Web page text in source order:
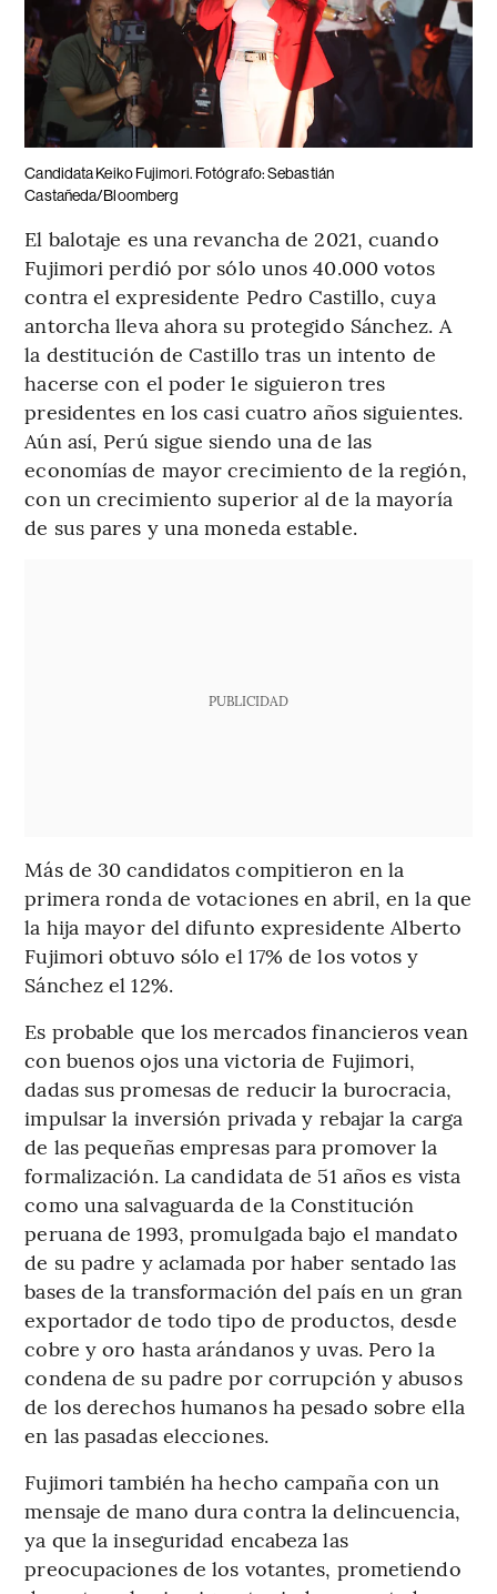
Candidata Keiko Fujimori. Fotógrafo: Sebastián
Castañeda/Bloomberg
El balotaje es una revancha de 2021, cuando
Fujimori perdió por sólo unos 40.000 votos
contra el expresidente Pedro Castillo, cuya
antorcha lleva ahora su protegido Sánchez. A
la destitución de Castillo tras un intento de
hacerse con el poder le siguieron tres
presidentes en los casi cuatro años siguientes.
Aún así, Perú sigue siendo una de las
economías de mayor crecimiento de la región,
con un crecimiento superior al de la mayoría
de sus pares y una moneda estable.
PUBLICIDAD
Más de 30 candidatos compitieron en la
primera ronda de votaciones en abril, en la que
la hija mayor del difunto expresidente Alberto
Fujimori obtuvo sólo el 17% de los votos y
Sánchez el 12%.
Es probable que los mercados financieros vean
con buenos ojos una victoria de Fujimori,
dadas sus promesas de reducir la burocracia,
impulsar la inversión privada y rebajar la carga
de las pequeñas empresas para promover la
formalización. La candidata de 51 años es vista
como una salvaguarda de la Constitución
peruana de 1993, promulgada bajo el mandato
de su padre y aclamada por haber sentado las
bases de la transformación del país en un gran
exportador de todo tipo de productos, desde
cobre y oro hasta arándanos y uvas. Pero la
condena de su padre por corrupción y abusos
de los derechos humanos ha pesado sobre ella
en las pasadas elecciones.
Fujimori también ha hecho campaña con un
mensaje de mano dura contra la delincuencia,
ya que la inseguridad encabeza las
preocupaciones de los votantes, prometiendo